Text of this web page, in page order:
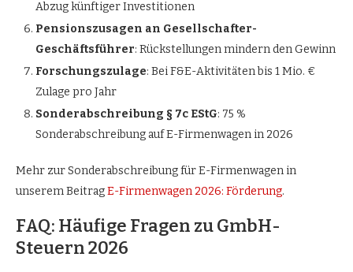
Abzug künftiger Investitionen
Pensionszusagen an Gesellschafter-
Geschäftsführer: Rückstellungen mindern den Gewinn
Forschungszulage: Bei F&E-Aktivitäten bis 1 Mio. €
Zulage pro Jahr
Sonderabschreibung § 7c EStG: 75 %
Sonderabschreibung auf E-Firmenwagen in 2026
Mehr zur Sonderabschreibung für E-Firmenwagen in
unserem BeitragE-Firmenwagen 2026: Förderung.
FAQ: Häufige Fragen zu GmbH-
Steuern 2026